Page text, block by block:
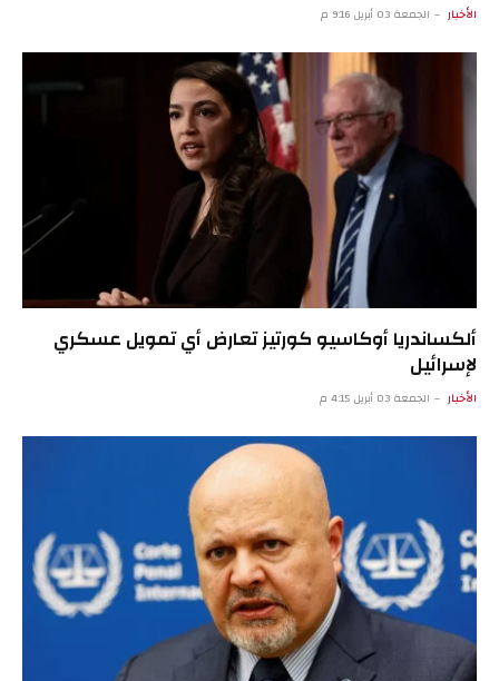
الأخبار الجمعة 03 أبريل 9:16 م
ألكساندريا أوكاسيو كورتيز تعارض أي تمويل عسكري
لإسرائيل
الأخبار الجمعة 03 أبريل 4:15 م